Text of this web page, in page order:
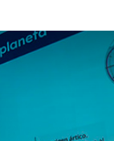
obrase impresos